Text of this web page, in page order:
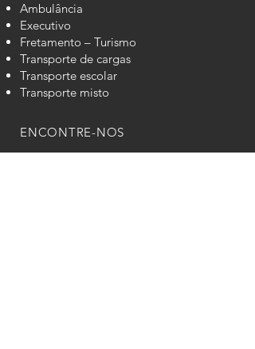
Ambulância
Executivo
Fretamento – Turismo
Transporte de cargas
Transporte escolar
Transporte misto
ENCONTRE-NOS